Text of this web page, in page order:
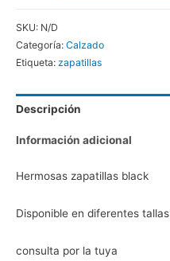
SKU: N/D
Categoría: Calzado
Etiqueta: zapatillas
Descripción
Información adicional
Hermosas zapatillas black
Disponible en diferentes tallas
consulta por la tuya